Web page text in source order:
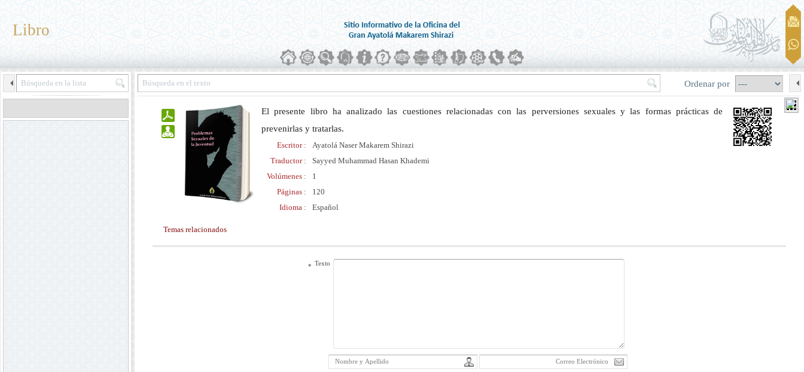
Libro
Ordenar por
El presente libro ha analizado las cuestiones relacionadas con las perversiones sexuales y las formas prácticas de
prevenirlas y tratarlas.
Escritor :
Ayatolá Naser Makarem Shirazi
Traductor :
Sayyed Muhammad Hasan Khademi
Volúmenes :
1
Páginas :
120
Idioma :
Español
Temas relacionados
* Texto